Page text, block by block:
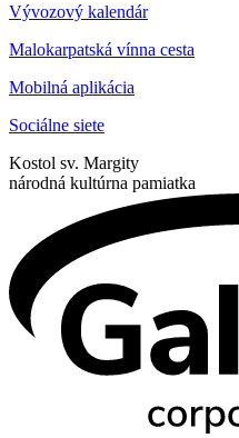
Vývozový kalendár
Malokarpatská vínna cesta
Mobilná aplikácia
Sociálne siete
Kostol sv. Margity
národná kultúrna pamiatka